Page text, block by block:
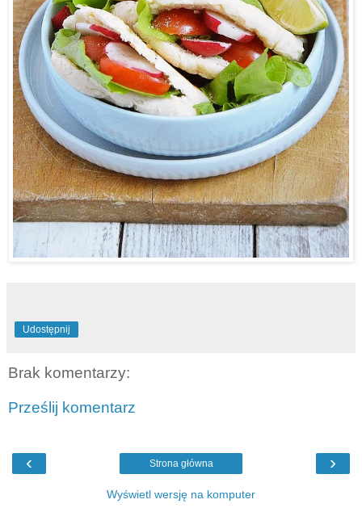
Udostępnij
Brak komentarzy:
Prześlij komentarz
‹ ›
Strona główna
Wyświetl wersję na komputer